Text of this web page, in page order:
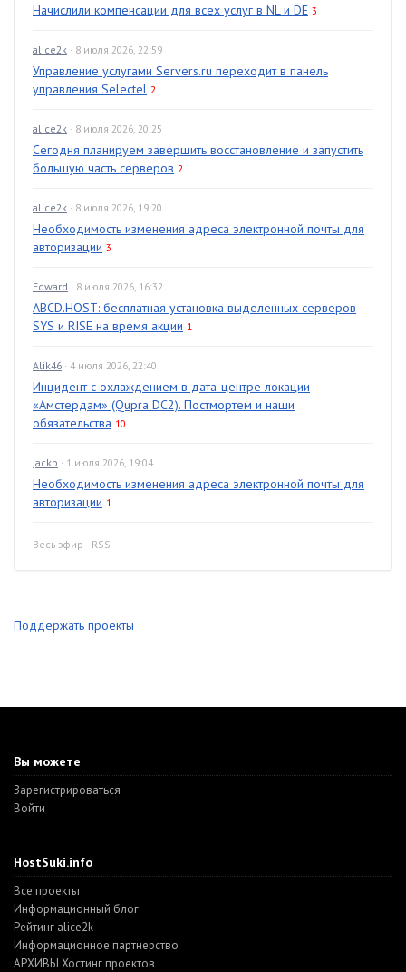
Начислили компенсации для всех услуг в NL и DE 3
alice2k · 8 июля 2026, 22:59
Управление услугами Servers.ru переходит в панель
управления Selectel 2
alice2k · 8 июля 2026, 20:25
Сегодня планируем завершить восстановление и запустить
большую часть серверов 2
alice2k · 8 июля 2026, 19:20
Необходимость изменения адреса электронной почты для
авторизации 3
Edward · 8 июля 2026, 16:32
ABCD.HOST: бесплатная установка выделенных серверов
SYS и RISE на время акции 1
Alik46 · 4 июля 2026, 22:40
Инцидент с охлаждением в дата-центре локации
«Амстердам» (Qupra DC2). Постмортем и наши
обязательства 10
jackb · 1 июля 2026, 19:04
Необходимость изменения адреса электронной почты для
авторизации 1
Весь эфир · RSS
Поддержать проекты
Вы можете
Зарегистрироваться
Войти
HostSuki.info
Все проекты
Информационный блог
Рейтинг alice2k
Информационное партнерство
АРХИВЫ Хостинг проектов